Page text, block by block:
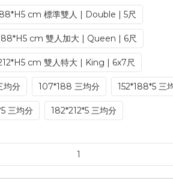
cm 標準雙人 | Double | 5尺
cm 雙人加大 | Queen | 6尺
cm 雙人特大 | King | 6x7尺
均分 107*188 三均分 152*188*5 三
三均分 182*212*5 三均分